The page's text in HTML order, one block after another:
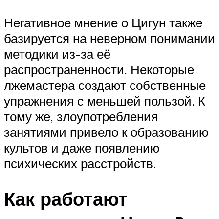
Негативное мнение о Цигун также
базируется на неверном понимании
методики из-за её
распространенности. Некоторые
лжемастера создают собственные
упражнения с меньшей пользой. К
тому же, злоупотребления
занятиями привело к образованию
культов и даже появлению
психических расстройств.
Как работают